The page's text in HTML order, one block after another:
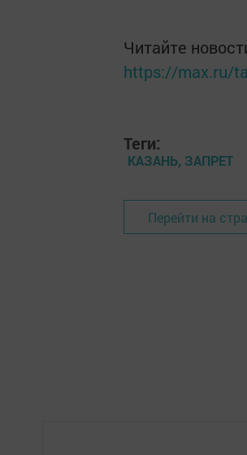
Читайте
https://max.ru/
Теги:
КАЗАНЬ, ЗАПРЕТ
Перейти на